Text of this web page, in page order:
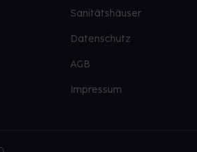
Sanitätshäuser
Datenschutz
AGB
Impressum